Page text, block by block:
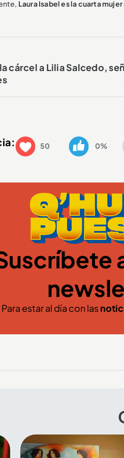
Laura Isabel es la cuarta
cárcel a Lilia Salcedo,
50 0%
Para estar al día con las